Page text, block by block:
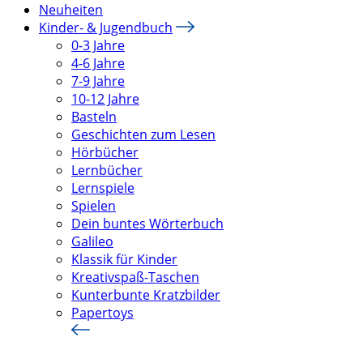
Neuheiten
Kinder- & Jugendbuch
0-3 Jahre
4-6 Jahre
7-9 Jahre
10-12 Jahre
Basteln
Geschichten zum Lesen
Hörbücher
Lernbücher
Lernspiele
Spielen
Dein buntes Wörterbuch
Galileo
Klassik für Kinder
Kreativspaß-Taschen
Kunterbunte Kratzbilder
Papertoys